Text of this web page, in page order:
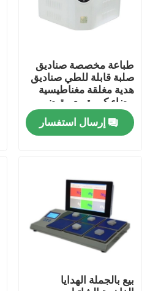
مسكن
منتجات
أشرطة فيديو
طباعة مخصصة صناديق
صلبة قابلة للطي صناديق
هدية مغلقة مغناطيسية
بيضاء كبيرة مع مقبض
حمل
إرسال استفسار
بيع بالجملة الهدايا